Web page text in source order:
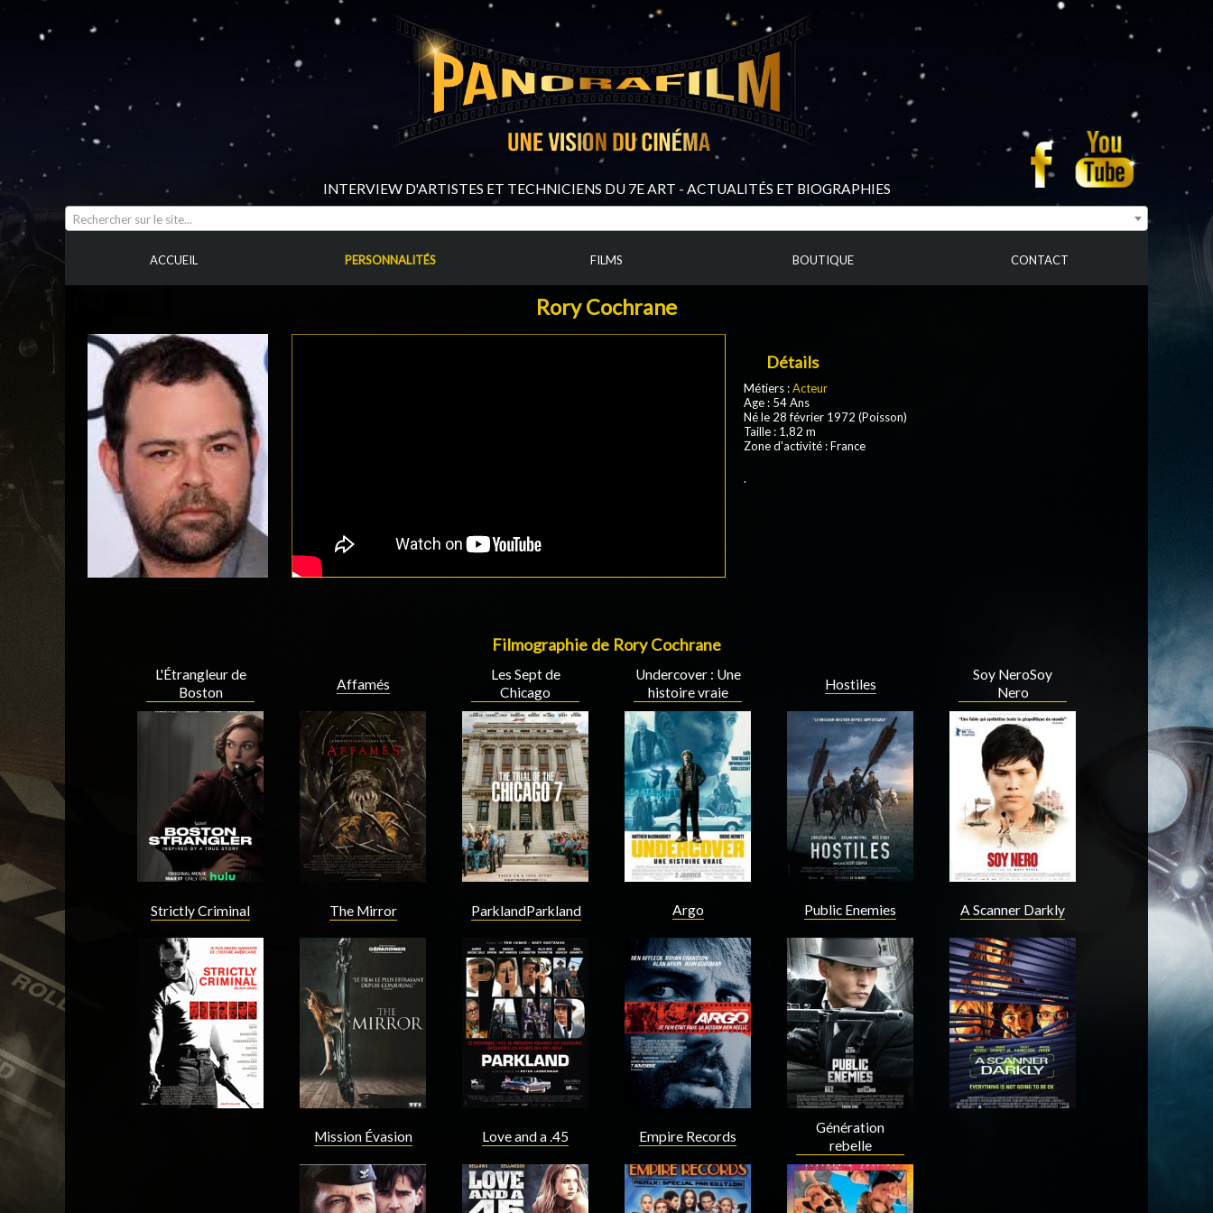
INTERVIEW D'ARTISTES ET TECHNICIENS DU 7E ART - ACTUALITÉS ET BIOGRAPHIES
Rechercher sur le site...
ACCUEIL PERSONNALITÉS FILMS BOUTIQUE CONTACT
Rory Cochrane
Détails
Métiers :Acteur
Age : 54 Ans
Né le 28 février 1972 (Poisson)
Taille : 1,82 m
Zone d'activité : France
.
Filmographie de Rory Cochrane
L'Étrangleur de
Boston
Acteur
Affamés
Les Sept de
Chicago
Acteur
Undercover : Une
histoire vraie
Acteur
Hostiles
Acteur
Soy NeroSoy
Nero
Acteur
Strictly Criminal The Mirror ParklandParkland Argo Public Enemies A Scanner Darkly
Mission Évasion Love and a .45 Empire Records
Génération
rebelle